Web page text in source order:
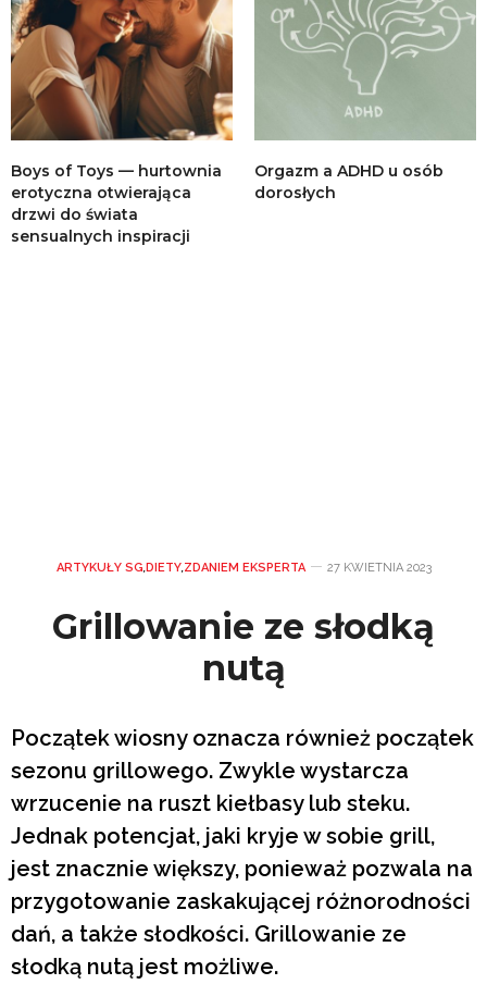
Boys of Toys — hurtownia
erotyczna otwierająca
drzwi do świata
sensualnych inspiracji
Orgazm a ADHD u osób
dorosłych
ARTYKUŁY SG,DIETY,ZDANIEM EKSPERTA 27 KWIETNIA 2023
Grillowanie ze słodką
nutą
Początek wiosny oznacza również początek
sezonu grillowego. Zwykle wystarcza
wrzucenie na ruszt kiełbasy lub steku.
Jednak potencjał, jaki kryje w sobie grill,
jest znacznie większy, ponieważ pozwala na
przygotowanie zaskakującej różnorodności
dań, a także słodkości. Grillowanie ze
słodką nutą jest możliwe.